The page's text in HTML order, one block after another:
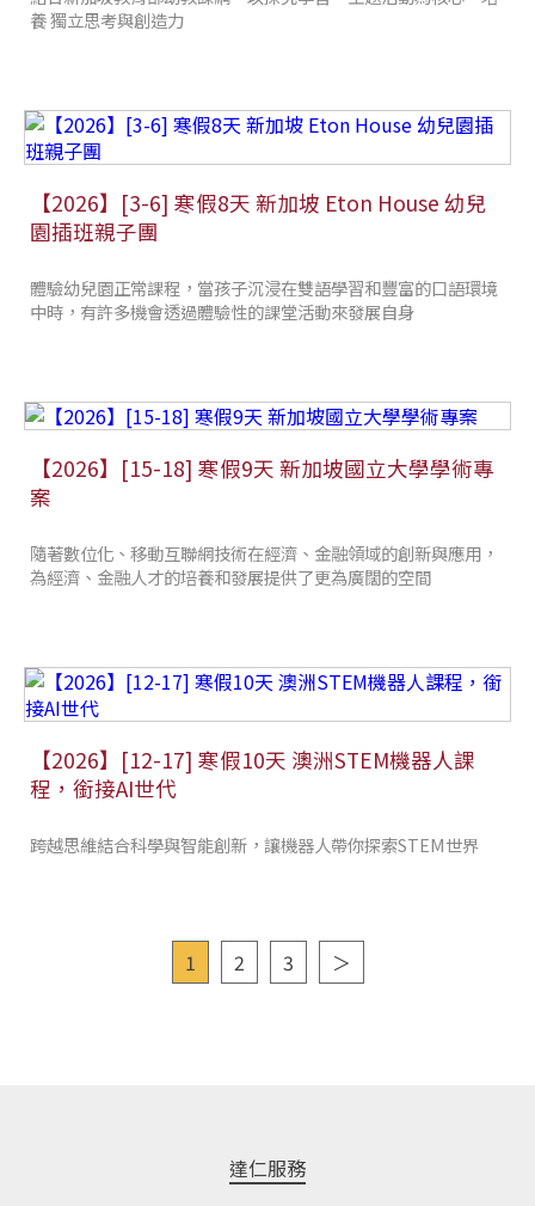
養 獨立思考與創造力
【2026】[3-6] 寒假8天 新加坡 Eton House 幼兒
園插班親子團
體驗幼兒園正常課程，當孩子沉浸在雙語學習和豐富的口語環境
中時，有許多機會透過體驗性的課堂活動來發展自身
【2026】[15-18] 寒假9天 新加坡國立大學學術專
案
隨著數位化、移動互聯網技術在經濟、金融領域的創新與應用，
為經濟、金融人才的培養和發展提供了更為廣闊的空間
【2026】[12-17] 寒假10天 澳洲STEM機器人課
程，銜接AI世代
跨越思維結合科學與智能創新，讓機器人帶你探索STEM世界
1 2 3 ＞
達仁服務